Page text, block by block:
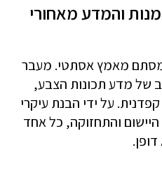
והמדע מאחורי
מסתם מאמץ אסתטי. מעבר
של מדע תכונות הצבע,
על ידי הבנת עיקרי
והתחזוקה, כל אחד